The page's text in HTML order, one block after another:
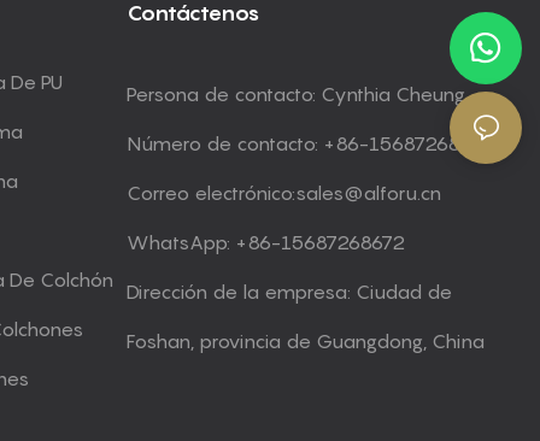
De PU
De Colchón
Contáctenos
Persona de contacto: Cynthia Cheung
Número de contacto: +86-15687268672
Correo electrónico:sales@alforu.cn
WhatsApp: +86-15687268672
Dirección de la empresa: Ciudad de
Foshan, provincia de Guangdong, China